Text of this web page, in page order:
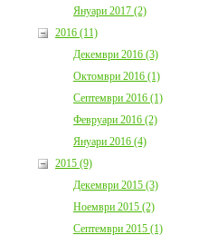
Януари 2017 (2)
2016 (11)
Декември 2016 (3)
Октомври 2016 (1)
Септември 2016 (1)
Февруари 2016 (2)
Януари 2016 (4)
2015 (9)
Декември 2015 (3)
Ноември 2015 (2)
Септември 2015 (1)